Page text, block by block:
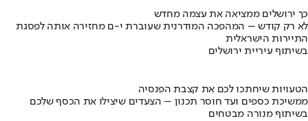
כך ירושלים ממציאה את עצמה מחדש
לא רק קודש – המהפכה המודרנית שעוברת י-ם מחזירה אותה לפסגת
התיירות הישראלית
בשיתוף עיריית ירושלים
הטעויות שיחתכו לכם את קצבת הפנסיה
ממשיכת כספים ועד חוסר תכנון – הצעדים שיצילו את הכסף שלכם
בשיתוף מנורה מבטחים